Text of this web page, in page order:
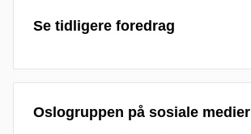
Se tidligere foredrag
Oslogruppen på sosiale medier